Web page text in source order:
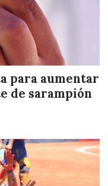
para aumentar
de sarampión